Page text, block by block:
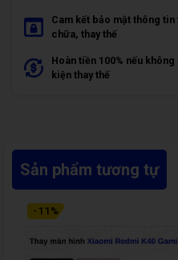
Cam kết bảo mật thông
chữa, thay thế
Hoàn tiền 100% nếu
kiện thay thế
Sản phẩm tương tự
- 11 %